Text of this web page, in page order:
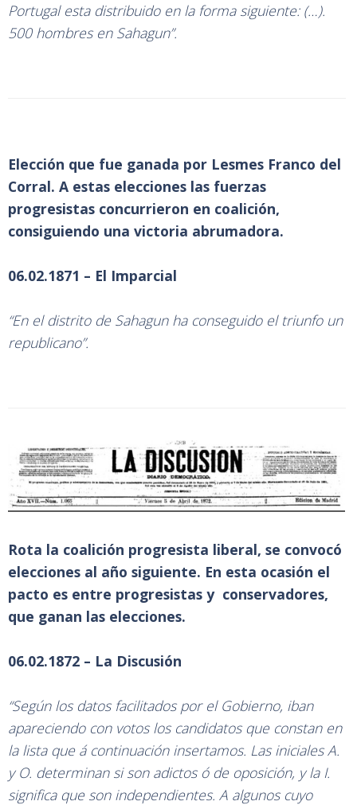
Portugal esta distribuido en la forma siguiente: (…).
500 hombres en Sahagun”.
Elección que fue ganada por Lesmes Franco del
Corral. A estas elecciones las fuerzas
progresistas concurrieron en coalición,
consiguiendo una victoria abrumadora.
06.02.1871 – El Imparcial
“En el distrito de Sahagun ha conseguido el triunfo un
republicano”.
Rota la coalición progresista liberal, se convocó
elecciones al año siguiente. En esta ocasión el
pacto es entre progresistas y conservadores,
que ganan las elecciones.
06.02.1872 – La Discusión
“Según los datos facilitados por el Gobierno, iban
apareciendo con votos los candidatos que constan en
la lista que á continuación insertamos. Las iniciales A.
y O. determinan si son adictos ó de oposición, y la I.
significa que son independientes. A algunos cuyo